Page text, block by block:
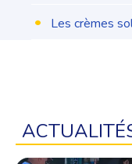
• Les crèmes